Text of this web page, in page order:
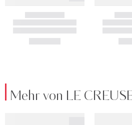
Mehr von LE